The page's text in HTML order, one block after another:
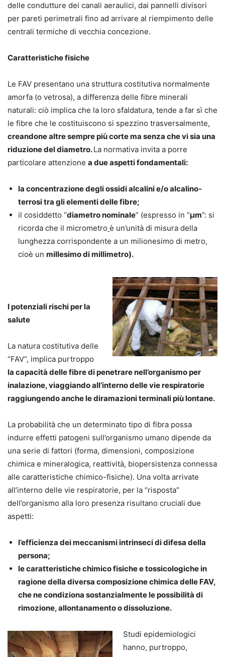
delle condutture dei canali aeraulici, dai pannelli divisori
per pareti perimetrali fino ad arrivare al riempimento delle
centrali termiche di vecchia concezione.
Caratteristiche fisiche
Le FAV presentano una struttura costitutiva normalmente
amorfa (o vetrosa), a differenza delle fibre minerali
naturali: ciò implica che la loro sfaldatura, tende a far sì che
le fibre che le costituiscono si spezzino trasversalmente,
creandone altre sempre più corte ma senza che vi sia una
riduzione del diametro.La normativa invita a porre
particolare attenzione a due aspetti fondamentali:
la concentrazione degli ossidi alcalini e/o alcalino-
terrosi tra gli elementi delle fibre;
il cosiddetto “diametro nominale” (espresso in “μm”: si
ricorda che il micrometro è un’unità di misura della
lunghezza corrispondente a un milionesimo di metro,
cioè un millesimo di millimetro).
I potenziali rischi per la
salute
La natura costitutiva delle
“FAV”, implica purtroppo
la capacità delle fibre di penetrare nell’organismo per
inalazione, viaggiando all’interno delle vie respiratorie
raggiungendo anche le diramazioni terminali più lontane.
La probabilità che un determinato tipo di fibra possa
indurre effetti patogeni sull’organismo umano dipende da
una serie di fattori (forma, dimensioni, composizione
chimica e mineralogica, reattività, biopersistenza connessa
alle caratteristiche chimico-fisiche). Una volta arrivate
all’interno delle vie respiratorie, per la “risposta”
dell’organismo alla loro presenza risultano cruciali due
aspetti:
l’efficienza dei meccanismi intrinseci di difesa della
persona;
le caratteristiche chimico fisiche e tossicologiche in
ragione della diversa composizione chimica delle FAV,
che ne condiziona sostanzialmente le possibilità di
rimozione, allontanamento o dissoluzione.
Studi epidemiologici
hanno, purtroppo,